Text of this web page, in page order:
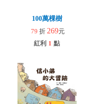
100萬棵樹
79 折 269元
紅利 1 點